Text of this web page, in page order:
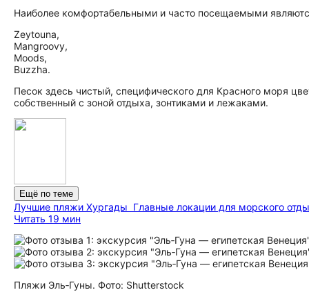
Наиболее комфортабельными и часто посещаемыми
Zeytouna,
Mangroovy,
Moods,
Buzzha.
Песок здесь чистый, специфического для Красного моря
собственный с зоной отдыха, зонтиками и лежаками.
Ещё по теме
Лучшие пляжи Хургады Главные локации для морского
Читать 19 мин
Пляжи Эль‑Гуны. Фото: Shutterstock